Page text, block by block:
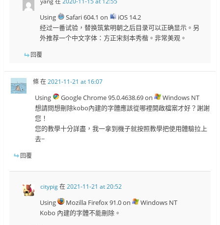
Using Safari 604.1 on
iOS 14.2
经过一番试验，替换筑紫明朝之后目录可以正确显示。另
外推荐一个中文字体：方正宋刻本秀楷。非常美观。
回覆
條在2021-11-21 at 16:07
Using Google Chrome 95.0.4638.69 on
Windows NT
想請問想刪除kobo內建的字體應該從哪裡開啟檔案才好？謝謝
您！
您的教學十分詳盡，我一拿到機子就按照教學把使用體驗拉上
去~
回覆
citypig在2021-11-21 at 20:52
Using Mozilla Firefox 91.0 on
Windows NT
Kobo 內建的字體不能刪除。